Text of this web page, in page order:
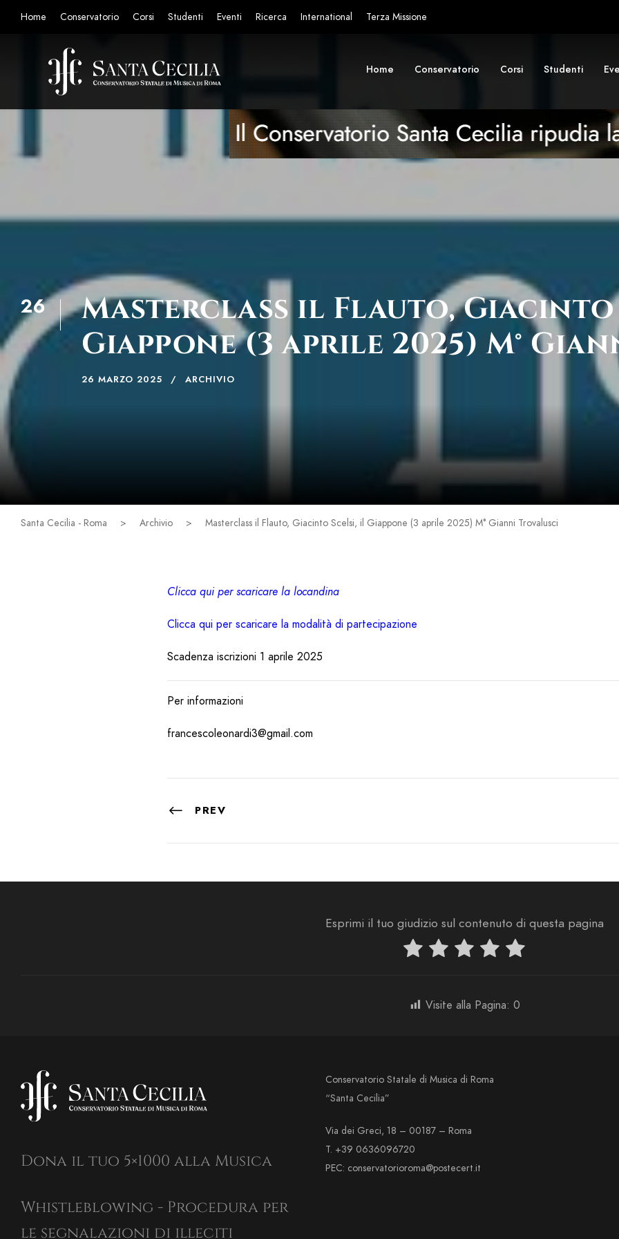
Home Conservatorio Corsi Studenti Eventi Ricerca International Terza Missione
Home Conservatorio Corsi Studenti
26
MAR
Masterclass il Flauto, Giacinto
Giappone (3 aprile 2025) M°
26 MARZO 2025 ARCHIVIO
Santa Cecilia - Roma > Archivio > Masterclass il Flauto, Giacinto Scelsi, il Giappone (3 aprile 2025) M° Gianni Trovalusci
Clicca qui per scaricare la locandina
Clicca qui per scaricare la modalità di partecipazione
Scadenza iscrizioni 1 aprile 2025
Per informazioni
francescoleonardi3@gmail.com
PREV
Esprimi il tuo giudizio sul contenuto di questa pagina
Visite alla Pagina: 0
Dona il tuo 5×1000 alla Musica
Whistleblowing - Procedura per
le segnalazioni di illeciti
Conservatorio Statale di Musica di Roma
“Santa Cecilia”
Via dei Greci, 18 – 00187 – Roma
T. +39 0636096720
PEC: conservatorioroma@postecert.it